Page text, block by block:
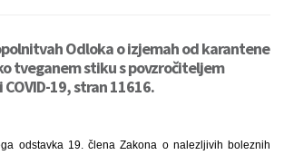
Odloka o izjemah od karantene
tveganem stiku s povzročiteljem
19, stran 11616.
odstavka 19. člena Zakona o nalezljivih boleznih